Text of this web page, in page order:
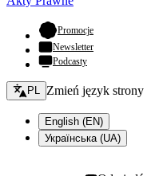
Promocje- otwiera się w
Newsletter
Podcasty
Zmień język - bieżący:
PL Zmień język strony
English (EN)
Українська (UA)